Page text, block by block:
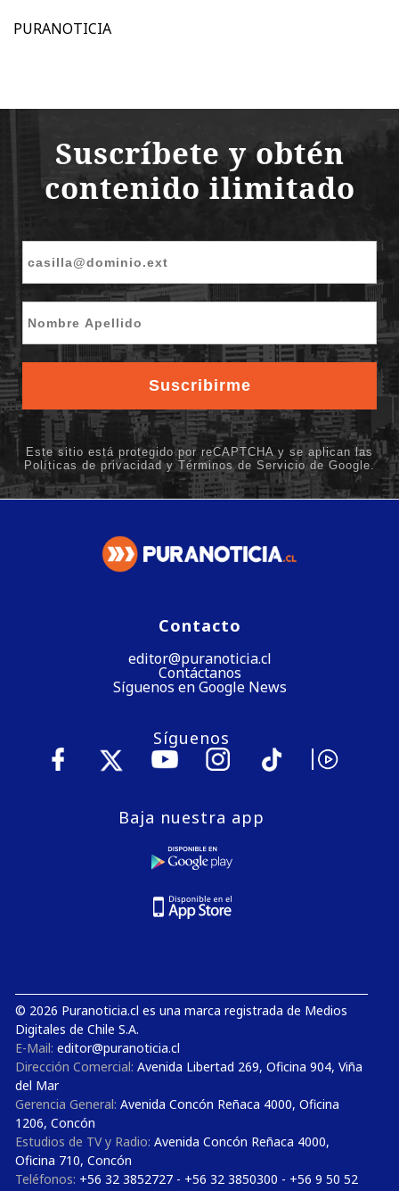
PURANOTICIA
Contacto
editor@puranoticia.cl
Contáctanos
Síguenos en Google News
Síguenos
Baja nuestra app
© 2026 Puranoticia.cl es una marca registrada de Medios
Digitales de Chile S.A.
E-Mail: editor@puranoticia.cl
Dirección Comercial: Avenida Libertad 269, Oficina 904, Viña
del Mar
Gerencia General: Avenida Concón Reñaca 4000, Oficina
1206, Concón
Estudios de TV y Radio: Avenida Concón Reñaca 4000,
Oficina 710, Concón
Teléfonos: +56 32 3852727 - +56 32 3850300 - +56 9 50 52